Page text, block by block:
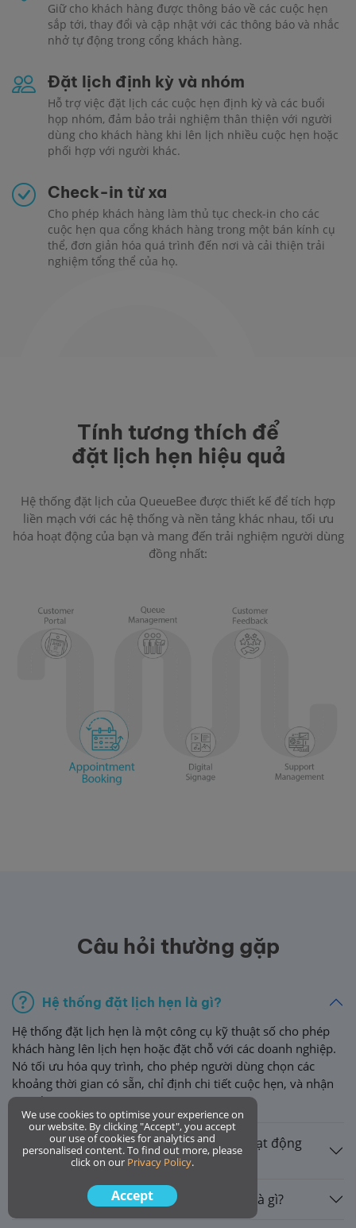
Giữ cho khách hàng được thông báo về các cuộc hẹn
sắp tới, thay đổi và cập nhật với các thông báo và nhắc
nhở tự động trong cổng khách hàng.
Đặt lịch định kỳ và nhóm
Hỗ trợ việc đặt lịch các cuộc hẹn định kỳ và các buổi
họp nhóm, đảm bảo trải nghiệm thân thiện với người
dùng cho khách hàng khi lên lịch nhiều cuộc hẹn hoặc
phối hợp với người khác.
Check-in từ xa
Cho phép khách hàng làm thủ tục check-in cho các
cuộc hẹn qua cổng khách hàng trong một bán kính cụ
thể, đơn giản hóa quá trình đến nơi và cải thiện trải
nghiệm tổng thể của họ.
Tính tương thích để
đặt lịch hẹn hiệu quả
Hệ thống đặt lịch của QueueBee được thiết kế để tích hợp
liền mạch với các hệ thống và nền tảng khác nhau, tối ưu
hóa hoạt động của bạn và mang đến trải nghiệm người dùng
đồng nhất:
Câu hỏi thường gặp
Hệ thống đặt lịch hẹn là gì?
Hệ thống đặt lịch hẹn là một công cụ kỹ thuật số cho phép
khách hàng lên lịch hẹn hoặc đặt chỗ với các doanh nghiệp.
Nó tối ưu hóa quy trình, cho phép người dùng chọn các
khoảng thời gian có sẵn, chỉ định chi tiết cuộc hẹn, và nhận
xác nhận.
Hệ thống đặt lịch hẹn trực tuyến hoạt động
như thế nào?
Mục đích của hệ thống đặt lịch hẹn là gì?
We use cookies to optimise your experience on
our website. By clicking "Accept", you accept
our use of cookies for analytics and
personalised content. To find out more, please
click on our Privacy Policy.
Accept